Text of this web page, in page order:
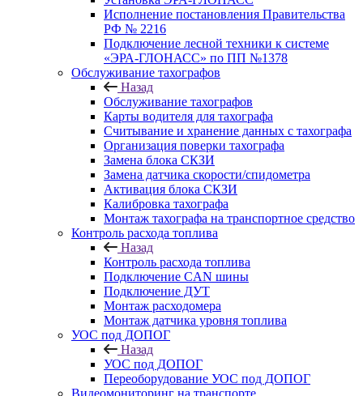
Исполнение постановления Правительства
РФ № 2216
Подключение лесной техники к системе
«ЭРА-ГЛОНАСС» по ПП №1378
Обслуживание тахографов
Назад
Обслуживание тахографов
Карты водителя для тахографа
Считывание и хранение данных с тахографа
Организация поверки тахографа
Замена блока СКЗИ
Замена датчика скорости/спидометра
Активация блока СКЗИ
Калибровка тахографа
Монтаж тахографа на транспортное средство
Контроль расхода топлива
Назад
Контроль расхода топлива
Подключение CAN шины
Подключение ДУТ
Монтаж расходомера
Монтаж датчика уровня топлива
УОС под ДОПОГ
Назад
УОС под ДОПОГ
Переоборудование УОС под ДОПОГ
Видеомониторинг на транспорте